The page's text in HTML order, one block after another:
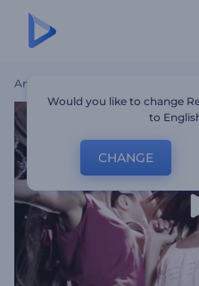
Ana Sayfa
Would you like to change
to
CHANGE